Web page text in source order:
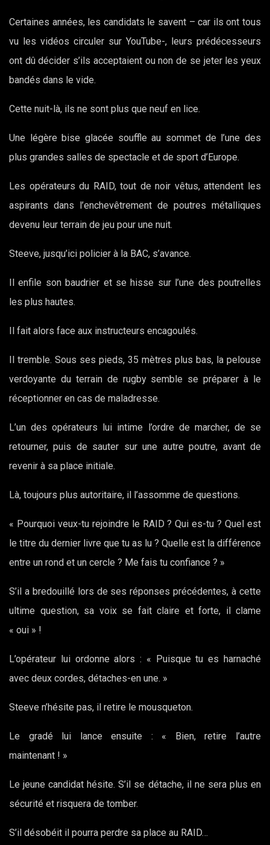
Certaines années, les candidats le savent – car ils ont tous
vu les vidéos circuler sur YouTube-, leurs prédécesseurs
ont dû décider s’ils acceptaient ou non de se jeter les yeux
bandés dans le vide.
Cette nuit-là, ils ne sont plus que neuf en lice.
Une légère bise glacée souffle au sommet de l’une des
plus grandes salles de spectacle et de sport d’Europe.
Les opérateurs du RAID, tout de noir vêtus, attendent les
aspirants dans l’enchevêtrement de poutres métalliques
devenu leur terrain de jeu pour une nuit.
Steeve, jusqu’ici policier à la BAC, s’avance.
Il enfile son baudrier et se hisse sur l’une des poutrelles
les plus hautes.
Il fait alors face aux instructeurs encagoulés.
Il tremble. Sous ses pieds, 35 mètres plus bas, la pelouse
verdoyante du terrain de rugby semble se préparer à le
réceptionner en cas de maladresse.
L’un des opérateurs lui intime l’ordre de marcher, de se
retourner, puis de sauter sur une autre poutre, avant de
revenir à sa place initiale.
Là, toujours plus autoritaire, il l’assomme de questions.
« Pourquoi veux-tu rejoindre le RAID ? Qui es-tu ? Quel est
le titre du dernier livre que tu as lu ? Quelle est la différence
entre un rond et un cercle ? Me fais tu confiance ? »
S’il a bredouillé lors de ses réponses précédentes, à cette
ultime question, sa voix se fait claire et forte, il clame
« oui » !
L’opérateur lui ordonne alors : « Puisque tu es harnaché
avec deux cordes, détaches-en une. »
Steeve n’hésite pas, il retire le mousqueton.
Le gradé lui lance ensuite : « Bien, retire l’autre
maintenant ! »
Le jeune candidat hésite. S’il se détache, il ne sera plus en
sécurité et risquera de tomber.
S’il désobéit il pourra perdre sa place au RAID…